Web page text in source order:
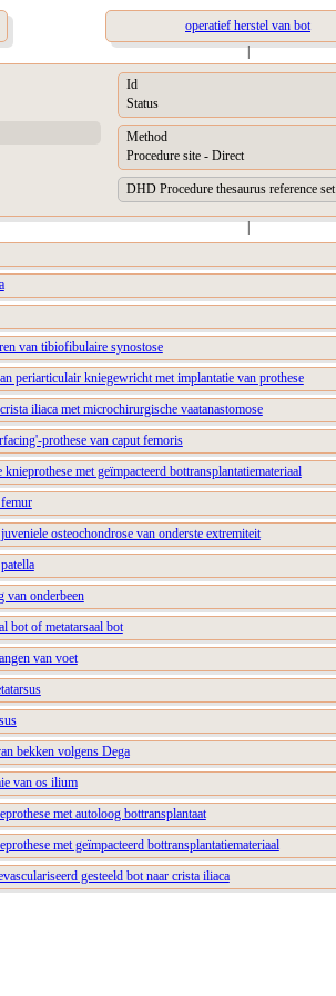
operatief herstel van bot
|
Id
Status
Method
Procedure site - Direct
DHD Procedure thesaurus reference set
|
van tibiofibulaire synostose
periarticulair kniegewricht met implantatie van prothese
iliaca met microchirurgische vaatanastomose
prothese van caput femoris
met geïmpacteerd bottransplantatiemateriaal
osteochondrose van onderste extremiteit
van onderbeen
bot of metatarsaal bot
van voet
bekken volgens Dega
van os ilium
met autoloog bottransplantaat
met geïmpacteerd bottransplantatiemateriaal
gesteeld bot naar crista iliaca